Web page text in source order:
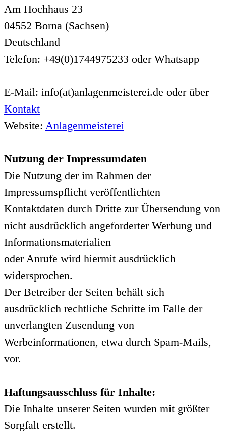
Am Hochhaus 23
04552 Borna (Sachsen)
Deutschland
Telefon: +49(0)1744975233 oder Whatsapp
E-Mail: info(at)anlagenmeisterei.de oder über
Kontakt
Website: Anlagenmeisterei
Nutzung der Impressumdaten
Die Nutzung der im Rahmen der
Impressumspflicht veröffentlichten
Kontaktdaten durch Dritte zur Übersendung von
nicht ausdrücklich angeforderter Werbung und
Informationsmaterialien
oder Anrufe wird hiermit ausdrücklich
widersprochen.
Der Betreiber der Seiten behält sich
ausdrücklich rechtliche Schritte im Falle der
unverlangten Zusendung von
Werbeinformationen, etwa durch Spam-Mails,
vor.
Haftungsausschluss für Inhalte:
Die Inhalte unserer Seiten wurden mit größter
Sorgfalt erstellt.